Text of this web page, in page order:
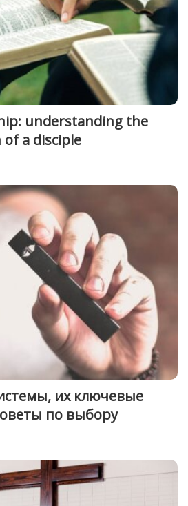
understanding the
a disciple
их ключевые
по выбору